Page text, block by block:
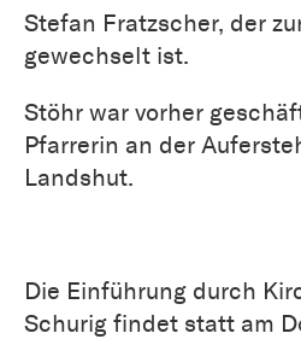
Stefan Fratzscher, der
gewechselt ist.
Stöhr war vorher
Pfarrerin an der
Landshut.
Die Einführung durch
Schurig findet statt am